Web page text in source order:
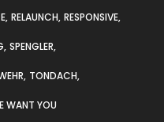
RELAUNCH RESPONSIVE
SPENGLER
TONDACH
WANT YOU